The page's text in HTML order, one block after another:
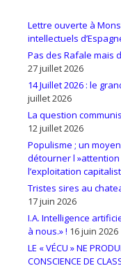
Lettre ouverte à
intellectuels
Pas des Rafale mais
27 juillet 2026
14 Juillet 2026 : le
juillet 2026
La question
12 juillet 2026
Populisme ; un
détourner l
l’exploitation
Tristes sires au
17 juin 2026
I.A. Intelligence
à nous.» ! 16 juin 2026
LE « VÉCU » NE
CONSCIENCE DE